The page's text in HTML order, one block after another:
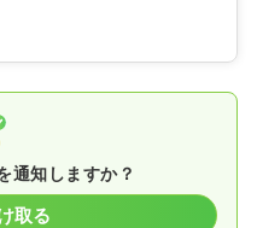
通知しますか？
取る